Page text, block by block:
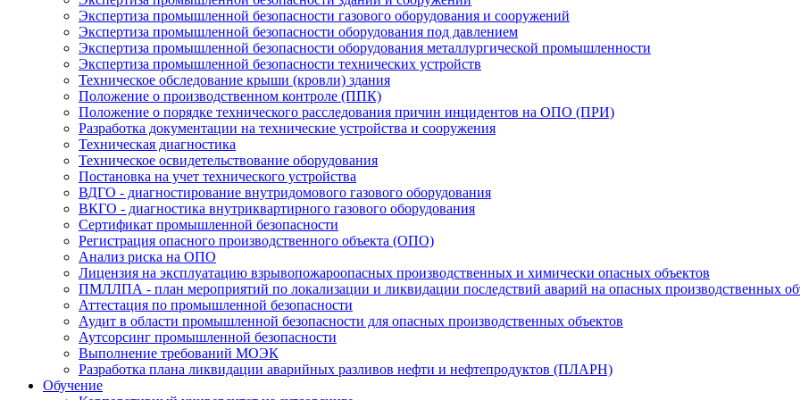
Экспертиза промышленной безопасности газового оборудования и сооружений
Экспертиза промышленной безопасности оборудования под давлением
Экспертиза промышленной безопасности оборудования металлургической промышленности
Экспертиза промышленной безопасности технических устройств
Техническое обследование крыши (кровли) здания
Положение о производственном контроле (ППК)
Положение о порядке технического расследования причин инцидентов на ОПО (ПРИ)
Разработка документации на технические устройства и сооружения
Техническая диагностика
Техническое освидетельствование оборудования
Постановка на учет технического устройства
ВДГО - диагностирование внутридомового газового оборудования
ВКГО - диагностика внутриквартирного газового оборудования
Сертификат промышленной безопасности
Регистрация опасного производственного объекта (ОПО)
Анализ риска на ОПО
Лицензия на эксплуатацию взрывопожароопасных производственных и химически опасных объектов
ПМЛЛПА - план мероприятий по локализации и ликвидации последствий аварий на опасных производственных
Аттестация по промышленной безопасности
Аудит в области промышленной безопасности для опасных производственных объектов
Аутсорсинг промышленной безопасности
Выполнение требований МОЭК
Разработка плана ликвидации аварийных разливов нефти и нефтепродуктов (ПЛАРН)
Обучение